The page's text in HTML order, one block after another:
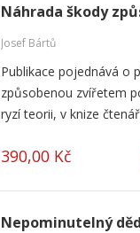
Náhrada škody
Josef Bártů
Publikace pojednává o
způsobenou zvířetem
ryzí teorii, v knize
390,00 Kč
Nepominutelný